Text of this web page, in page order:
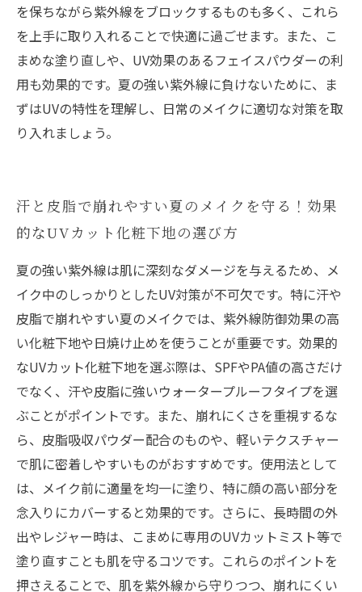
を保ちながら紫外線をブロックするものも多く、これら
を上手に取り入れることで快適に過ごせます。また、こ
まめな塗り直しや、UV効果のあるフェイスパウダーの利
用も効果的です。夏の強い紫外線に負けないために、ま
ずはUVの特性を理解し、日常のメイクに適切な対策を取
り入れましょう。
汗と皮脂で崩れやすい夏のメイクを守る！効果
的なUVカット化粧下地の選び方
夏の強い紫外線は肌に深刻なダメージを与えるため、メ
イク中のしっかりとしたUV対策が不可欠です。特に汗や
皮脂で崩れやすい夏のメイクでは、紫外線防御効果の高
い化粧下地や日焼け止めを使うことが重要です。効果的
なUVカット化粧下地を選ぶ際は、SPFやPA値の高さだけ
でなく、汗や皮脂に強いウォータープルーフタイプを選
ぶことがポイントです。また、崩れにくさを重視するな
ら、皮脂吸収パウダー配合のものや、軽いテクスチャー
で肌に密着しやすいものがおすすめです。使用法として
は、メイク前に適量を均一に塗り、特に顔の高い部分を
念入りにカバーすると効果的です。さらに、長時間の外
出やレジャー時は、こまめに専用のUVカットミスト等で
塗り直すことも肌を守るコツです。これらのポイントを
押さえることで、肌を紫外線から守りつつ、崩れにくい